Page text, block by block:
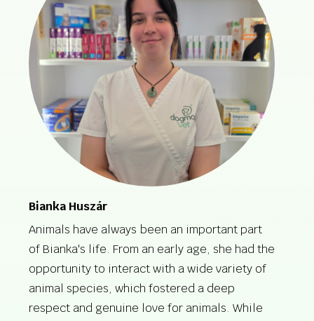
Bianka Huszár
Animals have always been an important part
of Bianka's life. From an early age, she had the
opportunity to interact with a wide variety of
animal species, which fostered a deep
respect and genuine love for animals. While